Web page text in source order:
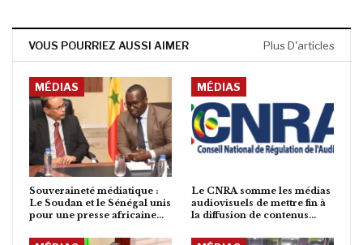
VOUS POURRIEZ AUSSI AIMER Plus D'articles
MÉDIAS
Souveraineté médiatique :
Le Soudan et le Sénégal unis
pour une presse africaine…
MÉDIAS
Le CNRA somme les médias
audiovisuels de mettre fin à
la diffusion de contenus…